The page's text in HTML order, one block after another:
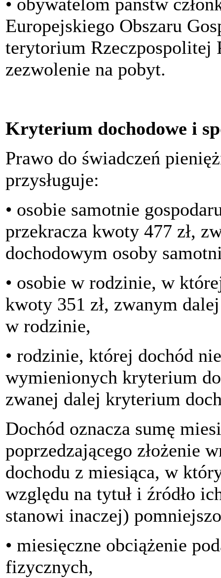
• obywatelom państw
Europejskiego Obszaru
terytorium
zezwolenie na pobyt.
Kryterium dochodowe i
Prawo do świadczeń
przysługuje:
• osobie samotnie
przekracza kwoty 477 zł,
dochodowym osoby
• osobie w rodzinie, w
kwoty 351 zł, zwanym
w rodzinie,
• rodzinie, której dochód
wymienionych kryterium
zwanej dalej kryterium
Dochód oznacza sumę
poprzedzającego złożenie
dochodu z miesiąca, w
względu na tytuł i źródło
stanowi inaczej)
• miesięczne obciążenie
fizycznych,